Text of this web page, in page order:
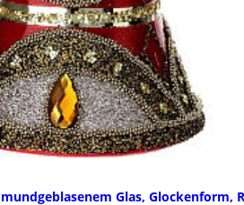
Glas, Glockenform,